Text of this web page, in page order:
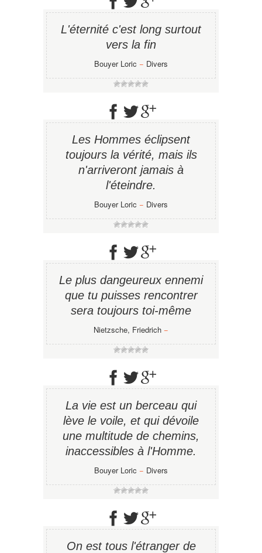
L'éternité c'est long surtout
vers la fin
Bouyer Loric − Divers
Les Hommes éclipsent
toujours la vérité, mais ils
n'arriveront jamais à
l'éteindre.
Bouyer Loric − Divers
Le plus dangeureux ennemi
que tu puisses rencontrer
sera toujours toi-même
Nietzsche, Friedrich −
La vie est un berceau qui
lève le voile, et qui dévoile
une multitude de chemins,
inaccessibles à l'Homme.
Bouyer Loric − Divers
On est tous l'étranger de